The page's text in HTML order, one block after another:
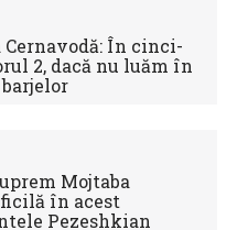
În cinci-
2, dacă nu luăm în
Mojtaba
în acest
Pezeshkian